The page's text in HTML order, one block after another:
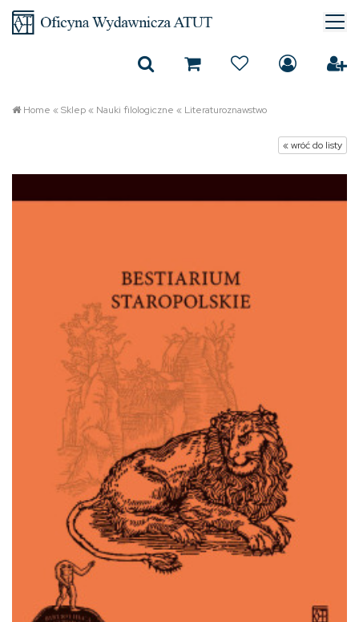
Home «Sklep« Nauki filologiczne « Literaturoznawstwo
« wróć do listy